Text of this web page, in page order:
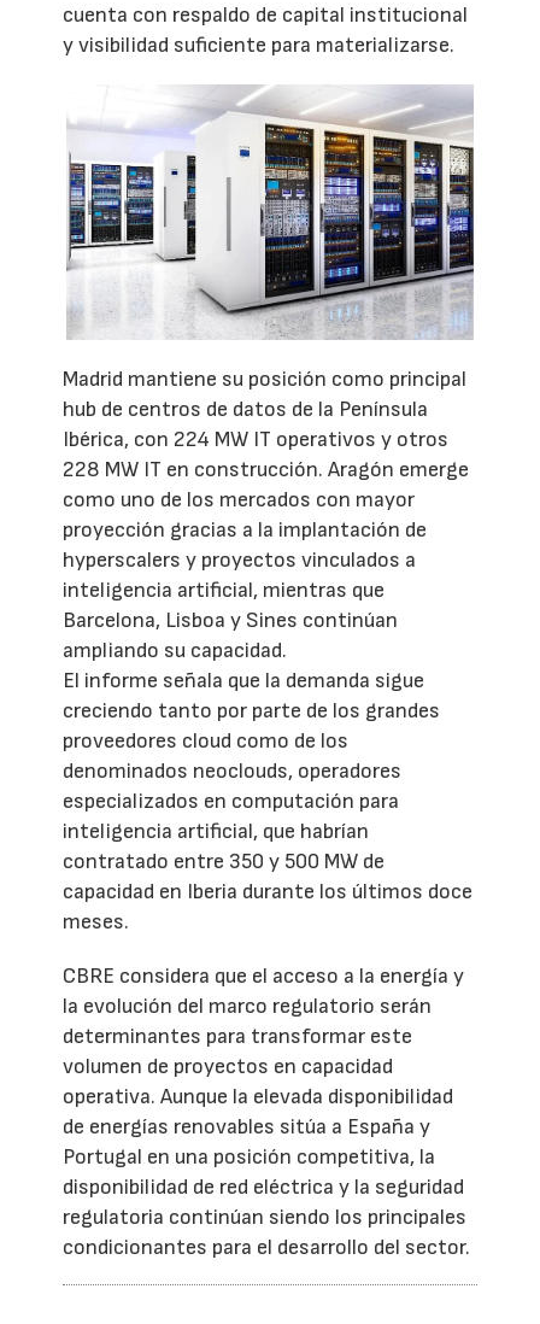
cuenta con respaldo de capital institucional
y visibilidad suficiente para materializarse.
Madrid mantiene su posición como principal
hub de centros de datos de la Península
Ibérica, con 224 MW IT operativos y otros
228 MW IT en construcción. Aragón emerge
como uno de los mercados con mayor
proyección gracias a la implantación de
hyperscalers y proyectos vinculados a
inteligencia artificial, mientras que
Barcelona, Lisboa y Sines continúan
ampliando su capacidad.
El informe señala que la demanda sigue
creciendo tanto por parte de los grandes
proveedores cloud como de los
denominados neoclouds, operadores
especializados en computación para
inteligencia artificial, que habrían
contratado entre 350 y 500 MW de
capacidad en Iberia durante los últimos doce
meses.
CBRE considera que el acceso a la energía y
la evolución del marco regulatorio serán
determinantes para transformar este
volumen de proyectos en capacidad
operativa. Aunque la elevada disponibilidad
de energías renovables sitúa a España y
Portugal en una posición competitiva, la
disponibilidad de red eléctrica y la seguridad
regulatoria continúan siendo los principales
condicionantes para el desarrollo del sector.